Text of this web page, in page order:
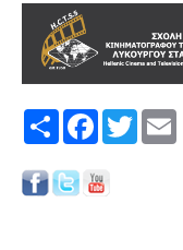
Share FacebookTwitter